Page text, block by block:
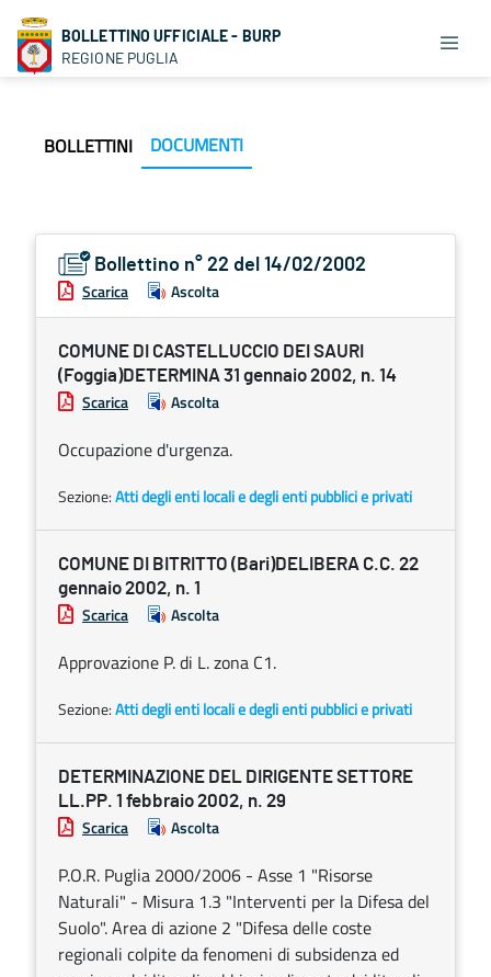
BOLLETTINO UFFICIALE - BURP
REGIONE PUGLIA
BOLLETTINI DOCUMENTI
Bollettino n° 22 del 14/02/2002
Scarica Ascolta
COMUNE DI CASTELLUCCIO DEI SAURI
(Foggia)DETERMINA 31 gennaio 2002, n. 14
Scarica Ascolta
Occupazione d'urgenza.
Sezione:Atti degli enti locali e degli enti pubblici e privati
COMUNE DI BITRITTO (Bari)DELIBERA C.C. 22
gennaio 2002, n. 1
Scarica Ascolta
Approvazione P. di L. zona C1.
Sezione:Atti degli enti locali e degli enti pubblici e privati
DETERMINAZIONE DEL DIRIGENTE SETTORE
LL.PP. 1 febbraio 2002, n. 29
Scarica Ascolta
P.O.R. Puglia 2000/2006 - Asse 1 "Risorse
Naturali" - Misura 1.3 "Interventi per la Difesa del
Suolo". Area di azione 2 "Difesa delle coste
regionali colpite da fenomeni di subsidenza ed